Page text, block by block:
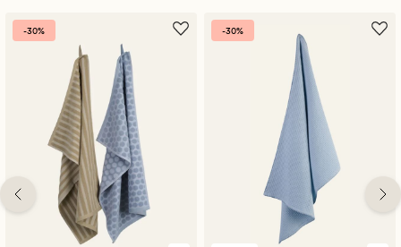
-30% -30%